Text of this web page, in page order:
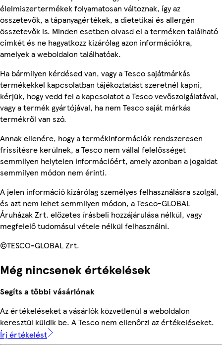
élelmiszertermékek folyamatosan változnak, így az
összetevők, a tápanyagértékek, a dietetikai és allergén
összetevők is. Minden esetben olvasd el a terméken található
címkét és ne hagyatkozz kizárólag azon információkra,
amelyek a weboldalon találhatóak.
Ha bármilyen kérdésed van, vagy a Tesco sajátmárkás
termékekkel kapcsolatban tájékoztatást szeretnél kapni,
kérjük, hogy vedd fel a kapcsolatot a Tesco vevőszolgálatával,
vagy a termék gyártójával, ha nem Tesco saját márkás
termékről van szó.
Annak ellenére, hogy a termékinformációk rendszeresen
frissítésre kerülnek, a Tesco nem vállal felelősséget
semmilyen helytelen információért, amely azonban a jogaidat
semmilyen módon nem érinti.
A jelen információ kizárólag személyes felhasználásra szolgál,
és azt nem lehet semmilyen módon, a Tesco-GLOBAL
Áruházak Zrt. előzetes írásbeli hozzájárulása nélkül, vagy
megfelelő tudomásul vétele nélkül felhasználni.
©TESCO-GLOBAL Zrt.
Még nincsenek értékelések
Segíts a többi vásárlónak
Az értékeléseket a vásárlók közvetlenül a weboldalon
keresztül küldik be. A Tesco nem ellenőrzi az értékeléseket.
Írj értékelést